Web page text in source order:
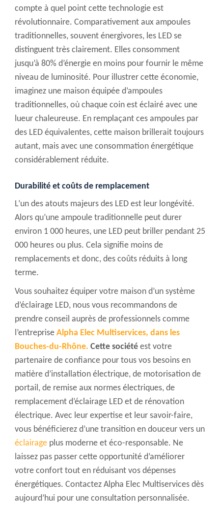
compte à quel point cette technologie est
révolutionnaire. Comparativement aux ampoules
traditionnelles, souvent énergivores, les LED se
distinguent très clairement. Elles consomment
jusqu’à 80% d’énergie en moins pour fournir le même
niveau de luminosité. Pour illustrer cette économie,
imaginez une maison équipée d’ampoules
traditionnelles, où chaque coin est éclairé avec une
lueur chaleureuse. En remplaçant ces ampoules par
des LED équivalentes, cette maison brillerait toujours
autant, mais avec une consommation énergétique
considérablement réduite.
Durabilité et coûts de remplacement
L’un des atouts majeurs des LED est leur longévité.
Alors qu’une ampoule traditionnelle peut durer
environ 1 000 heures, une LED peut briller pendant 25
000 heures ou plus. Cela signifie moins de
remplacements et donc, des coûts réduits à long
terme.
Vous souhaitez équiper votre maison d’un système
d’éclairage LED, nous vous recommandons de
prendre conseil auprès de professionnels comme
l’entreprise Alpha Elec Multiservices, dans les
Bouches-du-Rhône. Cette société est votre
partenaire de confiance pour tous vos besoins en
matière d’installation électrique, de motorisation de
portail, de remise aux normes électriques, de
remplacement d’éclairage LED et de rénovation
électrique. Avec leur expertise et leur savoir-faire,
vous bénéficierez d’une transition en douceur vers un
éclairage plus moderne et éco-responsable. Ne
laissez pas passer cette opportunité d’améliorer
votre confort tout en réduisant vos dépenses
énergétiques. Contactez Alpha Elec Multiservices dès
aujourd’hui pour une consultation personnalisée.